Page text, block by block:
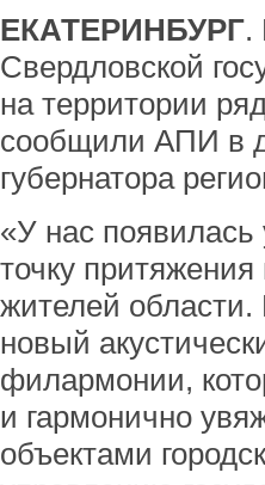
ЕКАТЕРИНБУРГ.
Свердловской
на территории
сообщили АПИ в
губернатора
«У нас появилась
точку
жителей области.
новый
филармонии,
и гармонично
объектами